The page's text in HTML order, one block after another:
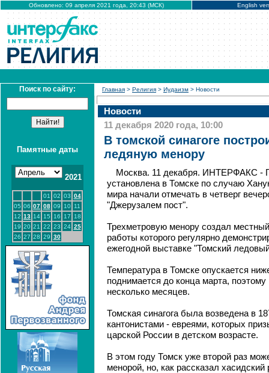
Обновлено: 09 апреля 2021 года, 20:43 (МСК) English
Поиск по сайту:
Памятные даты
2021
01 02 03 04
05 06 07 08 09 10
11
12 13 14 15 16 17
18
19 20 21 22 23 24 25
26 27 28 29 30
Главная > Религия > Иудаизм > Новости
Новости
11 декабря 2020 года, 10:00
В томской синагоге
ледяную менору
Москва. 11 декабря. ИНТЕРФАКС -
установлена в Томске по случаю
мира начали отмечать в четверг
"Джерузалем пост".
Трехметровую менору создал
работы которого регулярно
ежегодной выставке "Томский
Температура в Томске опускается
поднимается до конца марта,
несколько месяцев.
Томская синагога была возведена в
кантонистами - евреями, которых
царской России в детском возрасте.
В этом году Томск уже второй раз
менорой, но, как рассказал